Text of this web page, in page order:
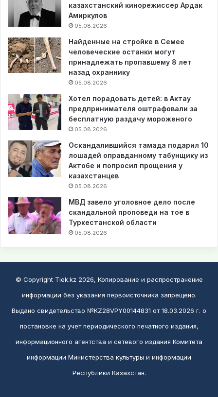
казахстанский кинорежиссер Ардак
Амиркулов
05.08.2026
Найденные на стройке в Семее
человеческие останки могут
принадлежать пропавшему 8 лет
назад охраннику
05.08.2026
Хотел порадовать детей: в Актау
предпринимателя оштрафовали за
бесплатную раздачу мороженого
05.08.2026
Оскандалившийся тамада подарил 10
лошадей оправданному табунщику из
Актобе и попросил прощения у
казахстанцев
05.08.2026
МВД завело уголовное дело после
скандальной проповеди на тое в
Туркестанской области
05.08.2026
© Copyright Tiek.kz 2026, Копирование и распространение
информации без указания первоисточника запрещено.
Выдано свидетельство №KZ28VPY00144831 от 18.03.2026 г. о
постановке на учет периодического печатного издания,
информационного агентства и сетевого издания Комитета
информации Министерства культуры и информации
Республики Казахстан.